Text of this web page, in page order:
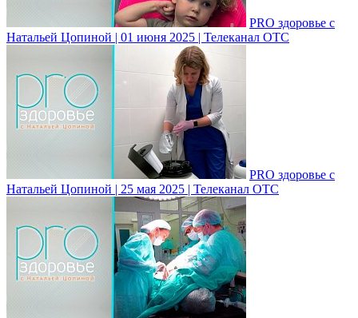
PRO здоровье с
Натальей Цопиной | 01 июня 2025 | Телеканал ОТС
PRO здоровье с
Натальей Цопиной | 25 мая 2025 | Телеканал ОТС